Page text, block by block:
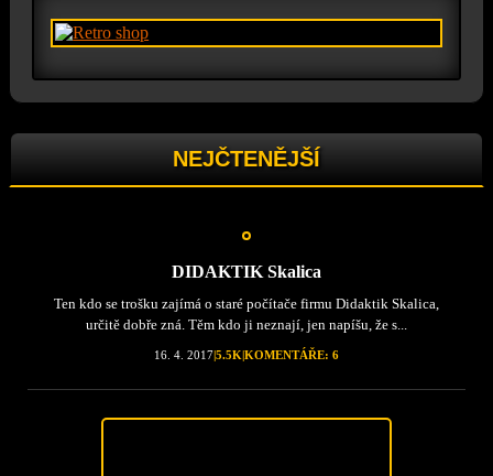
NEJČTENĚJŠÍ
DIDAKTIK Skalica
Ten kdo se trošku zajímá o staré počítače firmu Didaktik Skalica,
určitě dobře zná. Těm kdo ji neznají, jen napíšu, že s...
16. 4. 20175.5K KOMENTÁŘE: 6